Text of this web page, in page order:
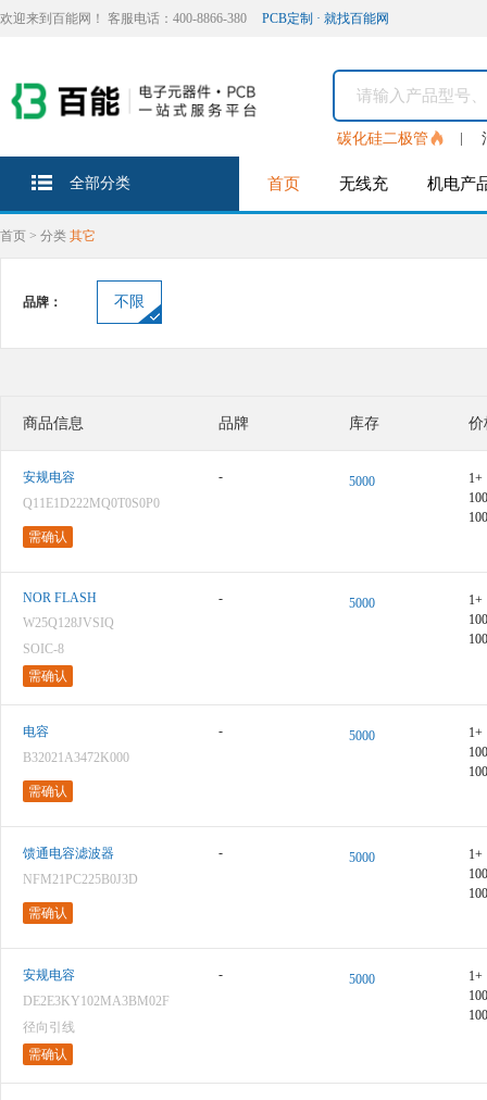
欢迎来到百能网！ 客服电话：400-8866-380 PCB定制 · 就找百能网
碳化硅二极管
全部分类 首页 无线充 机电产
首页 > 分类 其它
品牌： 不限
商品信息 品牌 库存 价
安规电容
Q11E1D222MQ0T0S0P0
需确认
- 5000
1+
NOR FLASH
W25Q128JVSIQ
SOIC-8
需确认
- 5000
1+
电容
B32021A3472K000
需确认
- 5000
1+
馈通电容滤波器
NFM21PC225B0J3D
需确认
- 5000
1+
安规电容
DE2E3KY102MA3BM02F
径向引线
需确认
- 5000
1+